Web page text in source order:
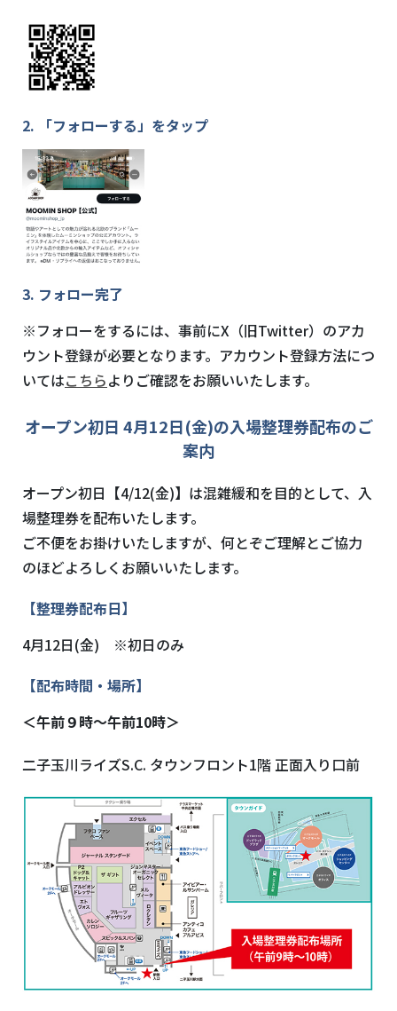
2. 「フォローする」をタップ
3. フォロー完了
※フォローをするには、事前にX （旧Twitter）のアカ
ウント登録が必要となります。アカウント登録方法につ
いてはこちらよりご確認をお願いいたします。
オープン初日 4月12日(金)の入場整理券配布のご
案内
オープン初日【4/12(金)】は混雑緩和を目的として、入
場整理券を配布いたします。
ご不便をお掛けいたしますが、何とぞご理解とご協力
のほどよろしくお願いいたします。
【整理券配布日】
4月12日(金) ※初日のみ
【配布時間・場所】
＜午前９時～午前10時＞
二子玉川ライズS.C. タウンフロント1階 正面入り口前